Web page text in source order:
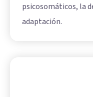
psicosomáticos, la
adaptación.